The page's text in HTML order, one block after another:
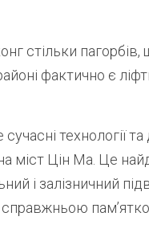
стільки пагорбів,
фактично є
технології та
міст Цін Ма. Це
і залізничний